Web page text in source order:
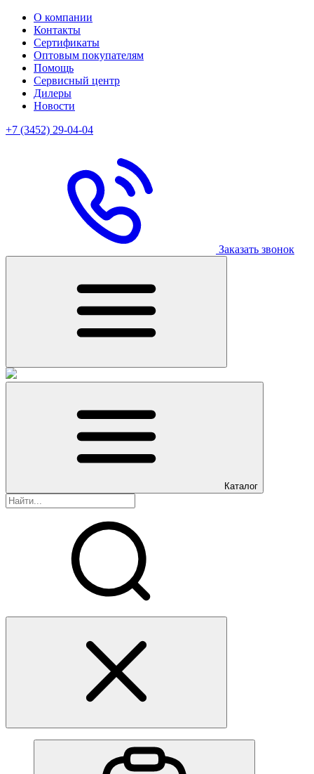
О компании
Контакты
Сертификаты
Оптовым покупателям
Помощь
Сервисный центр
Дилеры
Новости
+7 (3452) 29-04-04
Заказать звонок
Каталог